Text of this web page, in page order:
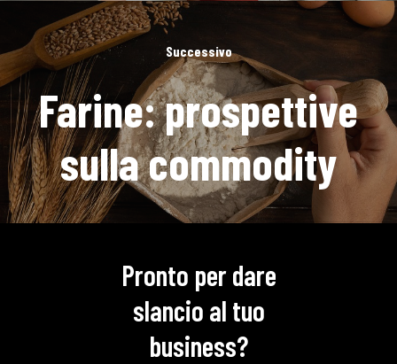
Successivo
Farine: prospettive
sulla commodity
Pronto per dare
slancio al tuo
business?